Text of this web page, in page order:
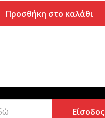
Προσθήκη στο καλάθι
Είσοδος